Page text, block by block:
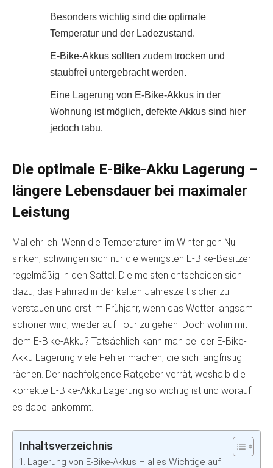
Besonders wichtig sind die optimale
Temperatur und der Ladezustand.
E-Bike-Akkus sollten zudem trocken und
staubfrei untergebracht werden.
Eine Lagerung von E-Bike-Akkus in der
Wohnung ist möglich, defekte Akkus sind hier
jedoch tabu.
Die optimale E-Bike-Akku Lagerung –
längere Lebensdauer bei maximaler
Leistung
Mal ehrlich: Wenn die Temperaturen im Winter gen Null
sinken, schwingen sich nur die wenigsten E-Bike-Besitzer
regelmäßig in den Sattel. Die meisten entscheiden sich
dazu, das Fahrrad in der kalten Jahreszeit sicher zu
verstauen und erst im Frühjahr, wenn das Wetter langsam
schöner wird, wieder auf Tour zu gehen. Doch wohin mit
dem E-Bike-Akku? Tatsächlich kann man bei der E-Bike-
Akku Lagerung viele Fehler machen, die sich langfristig
rächen. Der nachfolgende Ratgeber verrät, weshalb die
korrekte E-Bike-Akku Lagerung so wichtig ist und worauf
es dabei ankommt.
Inhaltsverzeichnis
Lagerung von E-Bike-Akkus – alles Wichtige auf